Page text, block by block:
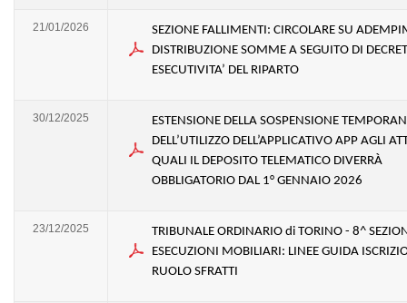
21/01/2026
SEZIONE FALLIMENTI: CIRCOLARE SU
DISTRIBUZIONE SOMME A SEGUITO DI
ESECUTIVITA’ DEL RIPARTO
30/12/2025
ESTENSIONE DELLA SOSPENSIONE
DELL’UTILIZZO DELL’APPLICATIVO APP AGLI
QUALI IL DEPOSITO TELEMATICO DIVERRÀ
OBBLIGATORIO DAL 1° GENNAIO 2026
23/12/2025
TRIBUNALE ORDINARIO di TORINO - 8^
ESECUZIONI MOBILIARI: LINEE GUIDA
RUOLO SFRATTI